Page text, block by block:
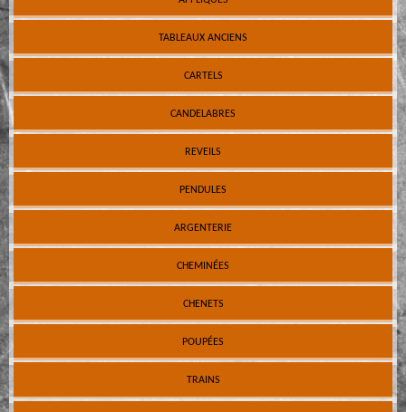
TABLEAUX ANCIENS
CARTELS
CANDELABRES
REVEILS
PENDULES
ARGENTERIE
CHEMINÉES
CHENETS
POUPÉES
TRAINS